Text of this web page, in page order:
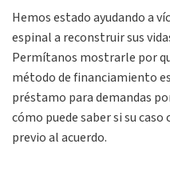
Hemos estado ayudando a
espinal a reconstruir sus
Permítanos mostrarle por
método de financiamiento
préstamo para demandas
cómo puede saber si su
previo al acuerdo.